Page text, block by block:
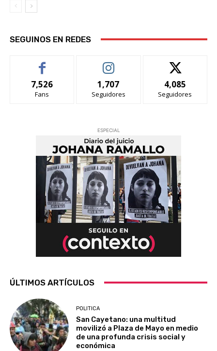
SEGUINOS EN REDES
7,526
Fans
1,707
Seguidores
4,085
Seguidores
ESPECIAL
ÚLTIMOS ARTÍCULOS
POLITICA
San Cayetano: una multitud
movilizó a Plaza de Mayo en medio
de una profunda crisis social y
económica